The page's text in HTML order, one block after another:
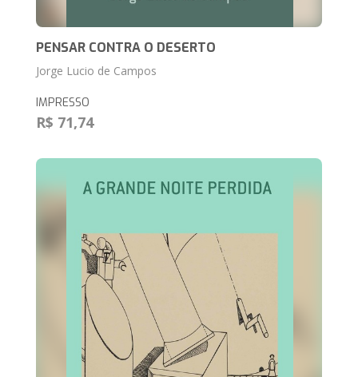
PENSAR CONTRA O DESERTO
Jorge Lucio de Campos
IMPRESSO
R$ 71,74